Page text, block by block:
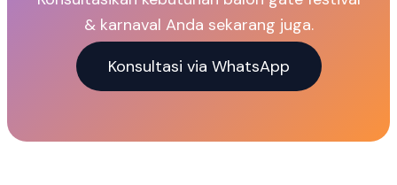
& karnaval Anda sekarang juga.
Konsultasi via WhatsApp